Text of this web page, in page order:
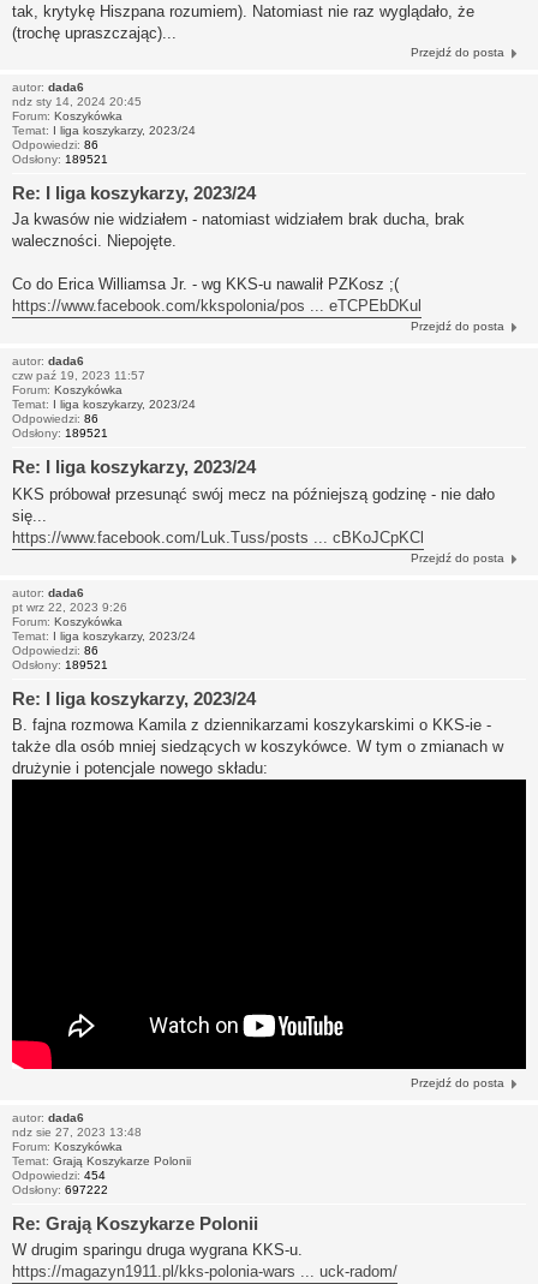
tak, krytykę Hiszpana rozumiem). Natomiast nie raz wyglądało, że
(trochę upraszczając)...
Przejdź do posta
autor: dada6
ndz sty 14, 2024 20:45
Forum: Koszykówka
Temat: I liga koszykarzy, 2023/24
Odpowiedzi: 86
Odsłony: 189521
Re: I liga koszykarzy, 2023/24
Ja kwasów nie widziałem - natomiast widziałem brak ducha, brak
waleczności. Niepojęte.
Co do Erica Williamsa Jr. - wg KKS-u nawalił PZKosz ;(
https://www.facebook.com/kkspolonia/pos ... eTCPEbDKul
Przejdź do posta
autor: dada6
czw paź 19, 2023 11:57
Forum: Koszykówka
Temat: I liga koszykarzy, 2023/24
Odpowiedzi: 86
Odsłony: 189521
Re: I liga koszykarzy, 2023/24
KKS próbował przesunąć swój mecz na późniejszą godzinę - nie dało
się...
https://www.facebook.com/Luk.Tuss/posts ... cBKoJCpKCl
Przejdź do posta
autor: dada6
pt wrz 22, 2023 9:26
Forum: Koszykówka
Temat: I liga koszykarzy, 2023/24
Odpowiedzi: 86
Odsłony: 189521
Re: I liga koszykarzy, 2023/24
B. fajna rozmowa Kamila z dziennikarzami koszykarskimi o KKS-ie -
także dla osób mniej siedzących w koszykówce. W tym o zmianach w
drużynie i potencjale nowego składu:
Przejdź do posta
autor: dada6
ndz sie 27, 2023 13:48
Forum: Koszykówka
Temat: Grają Koszykarze Polonii
Odpowiedzi: 454
Odsłony: 697222
Re: Grają Koszykarze Polonii
W drugim sparingu druga wygrana KKS-u.
https://magazyn1911.pl/kks-polonia-wars ... uck-radom/